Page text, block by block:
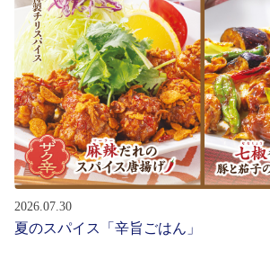
各種表示について
お問い合わせ
会社情報
English
2026.07.30
夏のスパイス「辛旨ごはん」